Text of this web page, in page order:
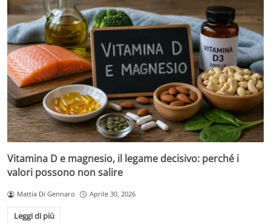
Vitamina D e magnesio, il legame decisivo: perché i
valori possono non salire
Mattia Di Gennaro Aprile 30, 2026
Leggi di più